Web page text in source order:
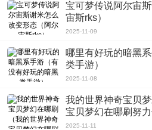
宝可梦传说阿尔宙
宙斯rks）
2025-11-09
哪里有好玩的暗黑
类手游）
2025-11-08
我的世界神奇宝贝
宝贝梦幻在哪刷努力
2025-11-11